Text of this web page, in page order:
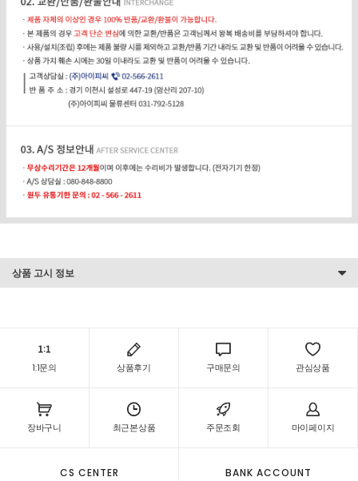
상품 고시 정보
1:1문의 상품후기 구매문의 관심상품
장바구니 최근본상품 주문조회 마이페이지
CS CENTER BANK ACCOUNT